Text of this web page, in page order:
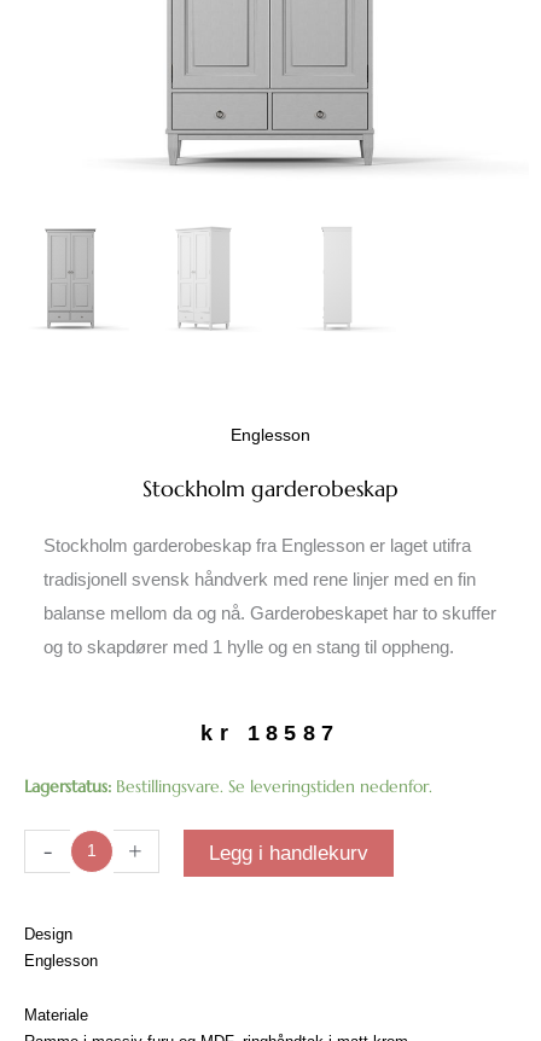
Englesson
Stockholm garderobeskap
Stockholm garderobeskap fra Englesson er laget utifra
tradisjonell svensk håndverk med rene linjer med en fin
balanse mellom da og nå. Garderobeskapet har to skuffer
og to skapdører med 1 hylle og en stang til oppheng.
kr 18587
Lagerstatus: Bestillingsvare. Se leveringstiden nedenfor.
-
Stockholm
+ Legg i handlekurv
Design
Englesson
Materiale